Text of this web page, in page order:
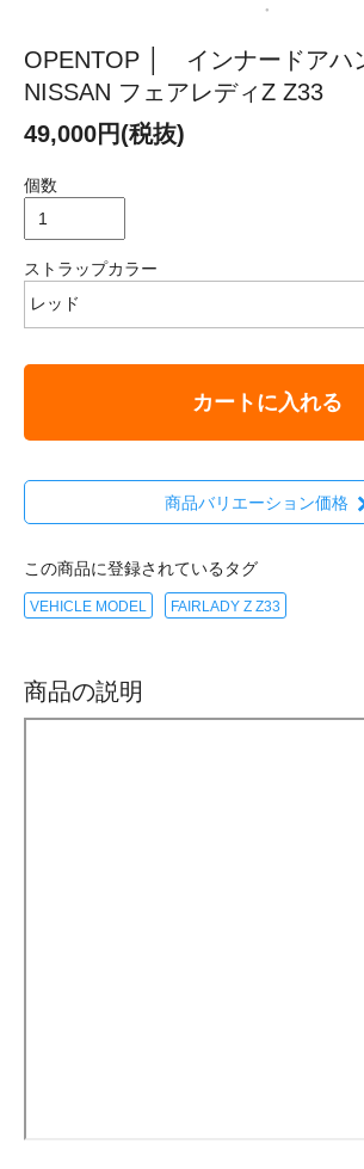
OPENTOP │ インナードアハ
NISSAN フェアレディZ Z33
49,000円(税抜)
個数
ストラップカラー
カートに入れる
商品バリエーション価格
この商品に登録されているタグ
VEHICLE MODEL FAIRLADY Z Z33
商品の説明